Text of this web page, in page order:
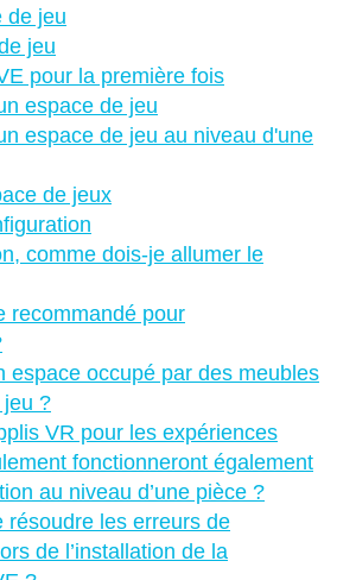
de jeu
jeu
pour la première fois
espace de jeu
espace de jeu au niveau d'une
de jeux
comme dois-je allumer le
recommandé pour
espace occupé par des meubles
jeu ?
VR pour les expériences
fonctionneront également
au niveau d’une pièce ?
résoudre les erreurs de
de l’installation de la